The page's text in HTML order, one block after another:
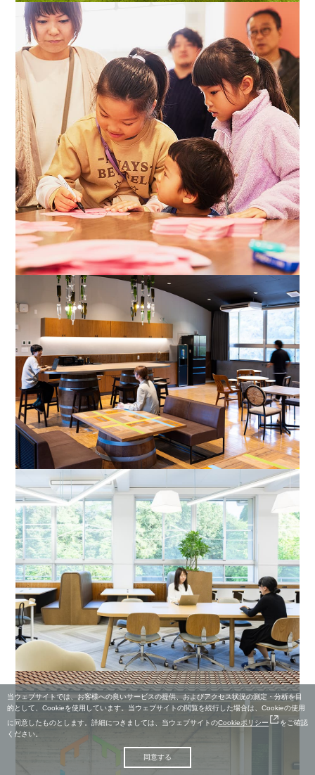
当ウェブサイトでは、お客様への良いサービスの提供、およびアクセス状況の測定・分析を目
的として、Cookieを使用しています。当ウェブサイトの閲覧を続行した場合は、Cookieの使用
に同意したものとします。詳細につきましては、当ウェブサイトのCookieポリシー
をご確認
ください。
同意する